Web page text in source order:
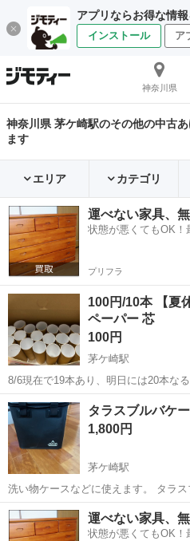
アプリならお得な情
インストール ア
神奈川県
神奈川県 茅ケ崎駅のその他の中古
ます
エリア カテゴリ
運べない家具、
状態が悪くてもOK！
プリフラ
100円/10本 【夏
ペーパー 芯
100円
茅ケ崎駅
8/6現在で19本あり、明日には20本な
200円/20本 場所:茅ヶ崎駅付近、そよら、イオン茅ヶ崎中央、エイビィ
神奈川 茅ヶ崎市 茅ケ崎駅
タラスブルバケ
1,800円
茅ケ崎駅
洗い物ケースなどに使えます。 タラ
アケース
神奈川 茅ヶ崎市 茅ケ崎駅 そ
運べない家具、
状態が悪くてもOK！